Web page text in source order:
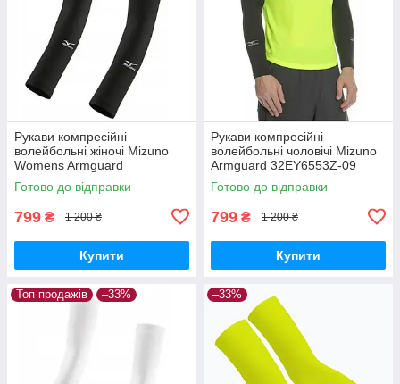
Рукави компресійні
волейбольні жіночі Mizuno
Womens Armguard
32EY6553WZ-09
Готово до відправки
799 ₴ 1 200 ₴
Купити
Рукави компресійні
волейбольні чоловічі Mizuno
Armguard 32EY6553Z-09
Готово до відправки
799 ₴ 1 200 ₴
Купити
Топ продажів –33% –33%